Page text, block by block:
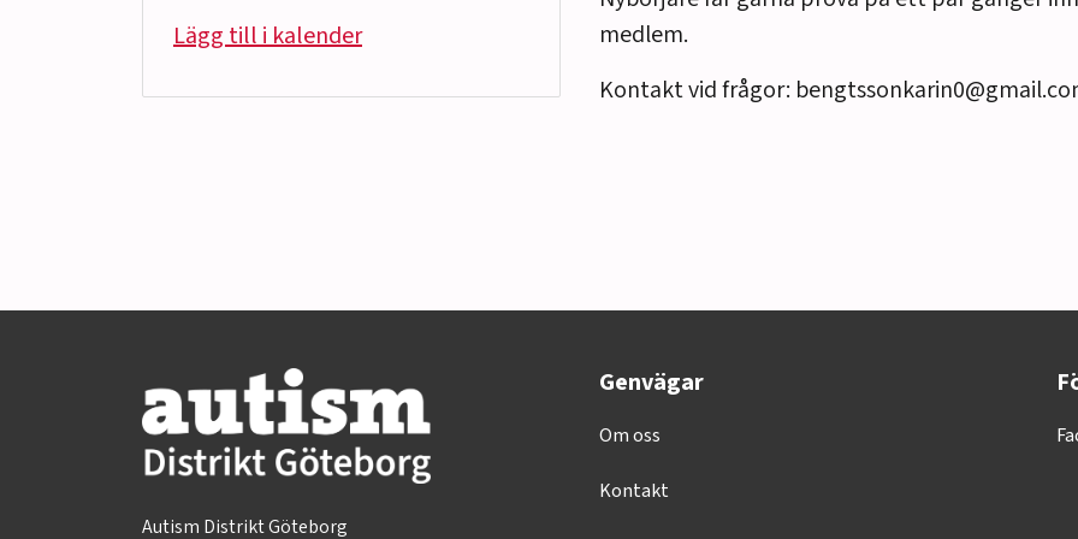
medlem.
Kontakt vid frågor:
Lägg till i kalender
Autism Distrikt Göteborg
Genvägar
Om oss
Kontakt